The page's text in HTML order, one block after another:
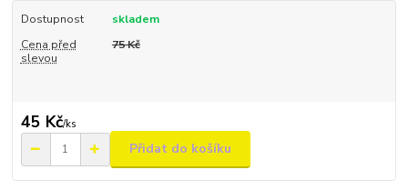
Dostupnost
skladem
Cena před
slevou
75 Kč
45 Kč/ks
Přidat do košíku